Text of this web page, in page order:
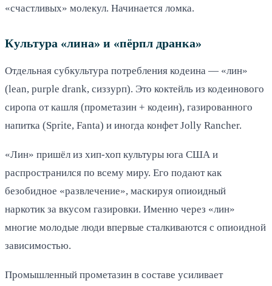
«счастливых» молекул. Начинается ломка.
Культура «лина» и «пёрпл дранка»
Отдельная субкультура потребления кодеина — «лин»
(lean, purple drank, сиззурп). Это коктейль из кодеинового
сиропа от кашля (прометазин + кодеин), газированного
напитка (Sprite, Fanta) и иногда конфет Jolly Rancher.
«Лин» пришёл из хип-хоп культуры юга США и
распространился по всему миру. Его подают как
безобидное «развлечение», маскируя опиоидный
наркотик за вкусом газировки. Именно через «лин»
многие молодые люди впервые сталкиваются с опиоидной
зависимостью.
Промышленный прометазин в составе усиливает